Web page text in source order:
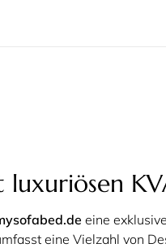
eine
eine Vielzahl von